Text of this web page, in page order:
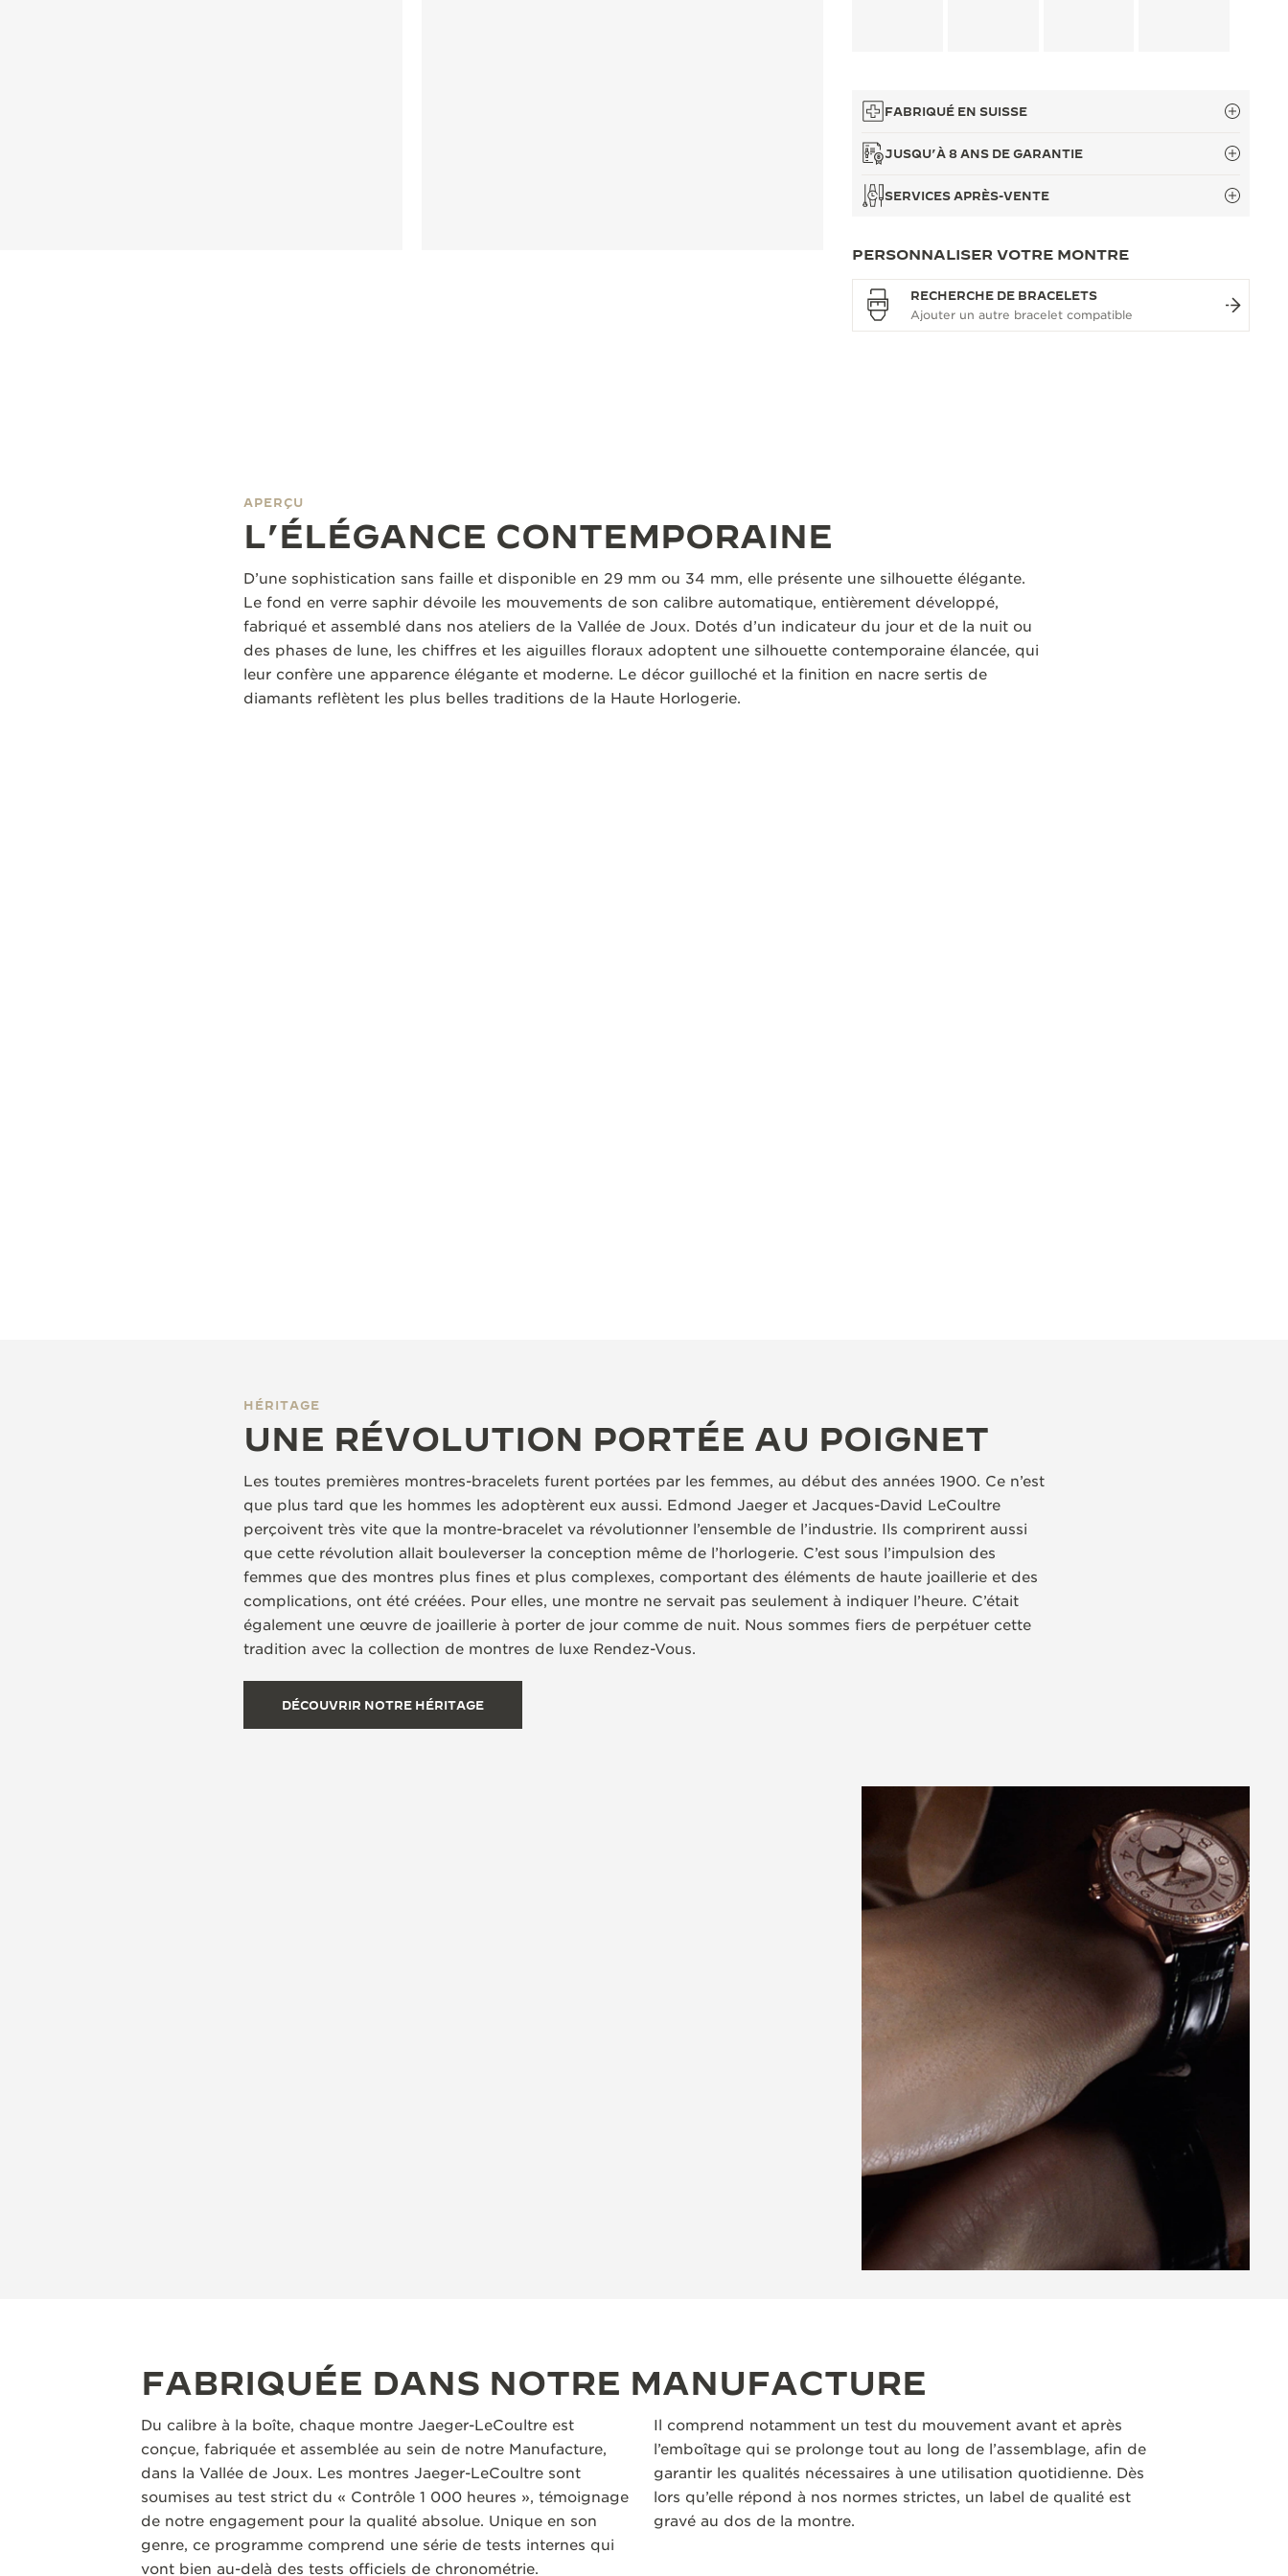
FABRIQUÉ EN SUISSE
JUSQU’À 8 ANS DE GARANTIE
SERVICES APRÈS-VENTE
PERSONNALISER VOTRE MONTRE
RECHERCHE DE BRACELETS
APERÇU
L’ÉLÉGANCE CONTEMPORAINE
D’une sophistication sans faille et disponible en 29 mm ou 34 mm, elle présente une silhouette élégante.
Le fond en verre saphir dévoile les mouvements de son calibre automatique, entièrement développé,
fabriqué et assemblé dans nos ateliers de la Vallée de Joux. Dotés d’un indicateur du jour et de la nuit ou
des phases de lune, les chiffres et les aiguilles floraux adoptent une silhouette contemporaine élancée, qui
leur confère une apparence élégante et moderne. Le décor guilloché et la finition en nacre sertis de
diamants reflètent les plus belles traditions de la Haute Horlogerie.
HÉRITAGE
UNE RÉVOLUTION PORTÉE AU POIGNET
Les toutes premières montres-bracelets furent portées par les femmes, au début des années 1900. Ce n’est
que plus tard que les hommes les adoptèrent eux aussi. Edmond Jaeger et Jacques-David LeCoultre
perçoivent très vite que la montre-bracelet va révolutionner l’ensemble de l’industrie. Ils comprirent aussi
que cette révolution allait bouleverser la conception même de l’horlogerie. C’est sous l’impulsion des
femmes que des montres plus fines et plus complexes, comportant des éléments de haute joaillerie et des
complications, ont été créées. Pour elles, une montre ne servait pas seulement à indiquer l’heure. C’était
également une œuvre de joaillerie à porter de jour comme de nuit. Nous sommes fiers de perpétuer cette
tradition avec la collection de montres de luxe Rendez-Vous.
DÉCOUVRIR NOTRE HÉRITAGE
FABRIQUÉE DANS NOTRE MANUFACTURE
Du calibre à la boîte, chaque montre Jaeger-LeCoultre est
conçue, fabriquée et assemblée au sein de notre Manufacture,
dans la Vallée de Joux. Les montres Jaeger-LeCoultre sont
soumises au test strict du « Contrôle 1 000 heures », témoignage
de notre engagement pour la qualité absolue. Unique en son
genre, ce programme comprend une série de tests internes qui
vont bien au-delà des tests officiels de chronométrie.
Il comprend notamment un test du mouvement avant et après
l’emboîtage qui se prolonge tout au long de l’assemblage, afin de
garantir les qualités nécessaires à une utilisation quotidienne. Dès
lors qu’elle répond à nos normes strictes, un label de qualité est
gravé au dos de la montre.